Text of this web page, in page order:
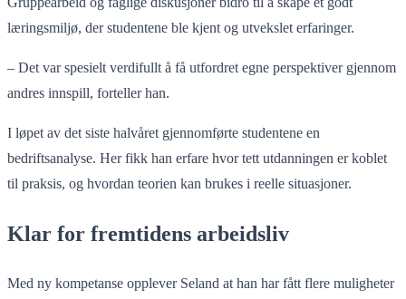
læringsmiljø, der studentene ble kjent og utvekslet erfaringer.
– Det var spesielt verdifullt å få utfordret egne perspektiver gjennom
andres innspill, forteller han.
I løpet av det siste halvåret gjennomførte studentene en
bedriftsanalyse. Her fikk han erfare hvor tett utdanningen er koblet
til praksis, og hvordan teorien kan brukes i reelle situasjoner.
Klar for fremtidens arbeidsliv
Med ny kompetanse opplever Seland at han har fått flere muligheter